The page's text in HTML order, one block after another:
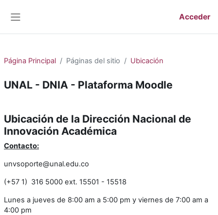
Acceder
Página Principal Páginas del sitio Ubicación
UNAL - DNIA - Plataforma Moodle
Ubicación de la Dirección Nacional de
Innovación Académica
Contacto:
unvsoporte@unal.edu.co
(+57 1) 316 5000 ext. 15501 - 15518
Lunes a jueves de 8:00 am a 5:00 pm y viernes de 7:00 am a
4:00 pm